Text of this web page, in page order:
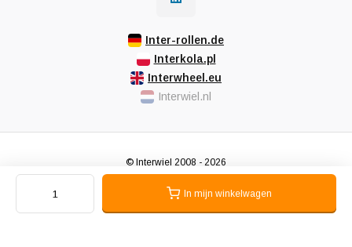
In mijn winkelwagen
Inter-rollen.de
Interkola.pl
Interwheel.eu
Interwiel.nl
© Interwiel 2008 - 2026